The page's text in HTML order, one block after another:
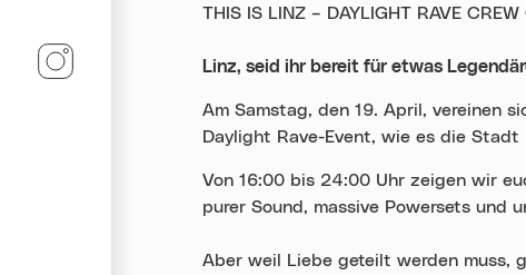
THIS IS LINZ – DAYLIGHT RAVE CREW
Linz, seid ihr bereit für etwas
Am Samstag, den 19. April, vereinen
Daylight Rave-Event, wie es die Stadt
Von 16:00 bis 24:00 Uhr zeigen wir
purer Sound, massive Powersets und
Aber weil Liebe geteilt werden muss,